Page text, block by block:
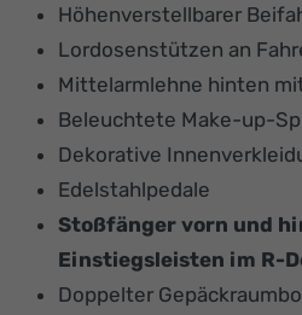
Höhenverstellbarer
Lordosenstützen an
Mittelarmlehne hinten
Beleuchtete Make-up-
Dekorative
Edelstahlpedale
Stoßfänger vorn und
Einstiegsleisten im R-
Doppelter